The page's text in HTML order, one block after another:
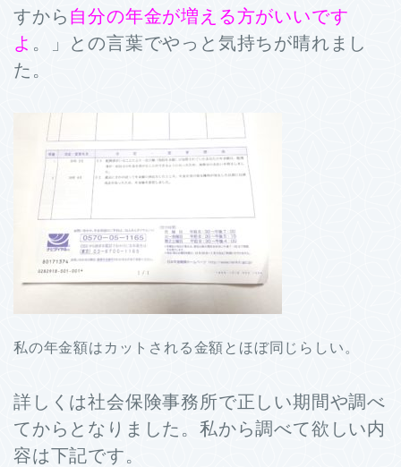
すから 自分の年金が増える方がいいです
よ 。」との言葉でやっと気持ちが晴れまし
た。
私の年金額はカットされる金額とほぼ同じらしい。
詳しくは社会保険事務所で正しい期間や調べ
てからとなりました。私から調べて欲しい内
容は下記です。